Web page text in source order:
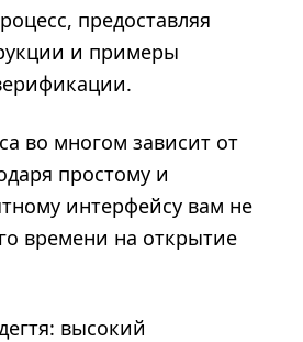
предоставляя
и примеры
во многом зависит от
простому и
интерфейсу вам не
времени на открытие
высокий